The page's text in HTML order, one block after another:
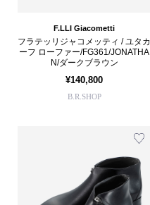
F.LLI Giacometti
フラテッリジャコメッティ / ユタカ
ーフ ローファー/FG361/JONATHA
N/ダークブラウン
¥140,800
B.R.SHOP